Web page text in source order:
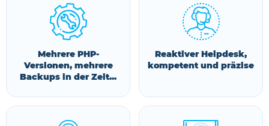
Mehrere PHP-
Versionen, mehrere
Backups in der Zeit...
Reaktiver Helpdesk,
kompetent und präzise